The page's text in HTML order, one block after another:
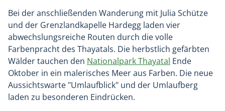
Bei der anschließenden Wanderung mit Julia Schütze
und der Grenzlandkapelle Hardegg laden vier
abwechslungsreiche Routen durch die volle
Farbenpracht des Thayatals. Die herbstlich gefärbten
Wälder tauchen den Nationalpark Thayatal Ende
Oktober in ein malerisches Meer aus Farben. Die neue
Aussichtswarte "Umlaufblick" und der Umlaufberg
laden zu besonderen Eindrücken.